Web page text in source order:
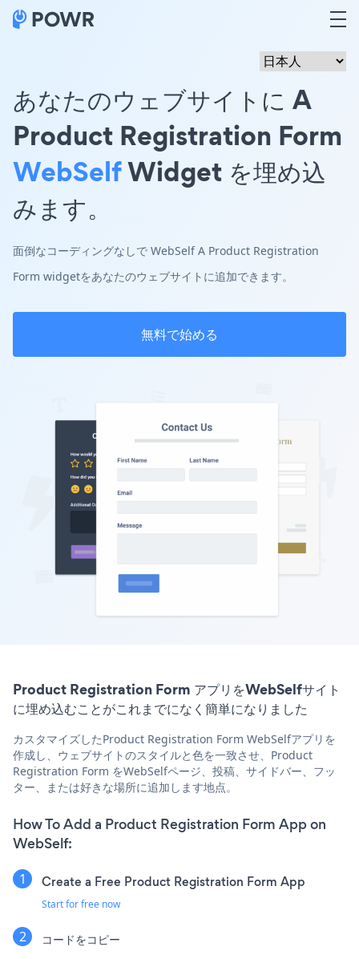
あなたのウェブサイトに A
Product Registration Form
WebSelfWidget を埋め込
みます。
面倒なコーディングなしで WebSelf A Product Registration
Form widgetをあなたのウェブサイトに追加できます。
無料で始める
Product Registration Form アプリをWebSelfサイト
に埋め込むことがこれまでになく簡単になりました
カスタマイズしたProduct Registration Form WebSelfアプリを
作成し、ウェブサイトのスタイルと色を一致させ、Product
Registration Form をWebSelfページ、投稿、サイドバー、フッ
ター、または好きな場所に追加します地点。
How To Add a Product Registration Form App on
WebSelf:
Create a Free Product Registration Form App
Start for free now
コードをコピー